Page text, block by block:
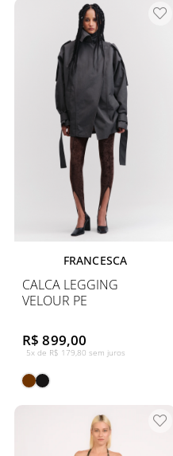
FRANCESCA
CALCA LEGGING
VELOUR PE
R$ 899,00
5x de R$ 179,80 sem juros